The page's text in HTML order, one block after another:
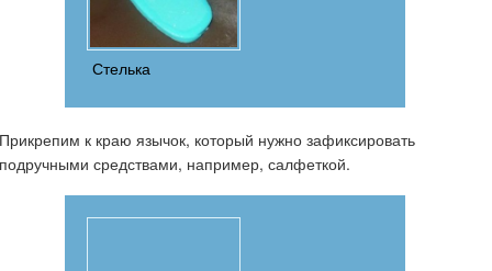
Стелька
Прикрепим к краю язычок, который нужно зафиксировать
подручными средствами, например, салфеткой.